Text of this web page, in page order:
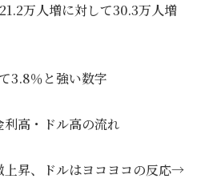
万人増に対して30.3万人増
3.8％と強い数字
高・ドル高の流れ
上昇、ドルはヨコヨコの反応→